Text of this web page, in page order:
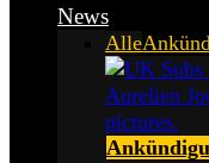
News
Alle